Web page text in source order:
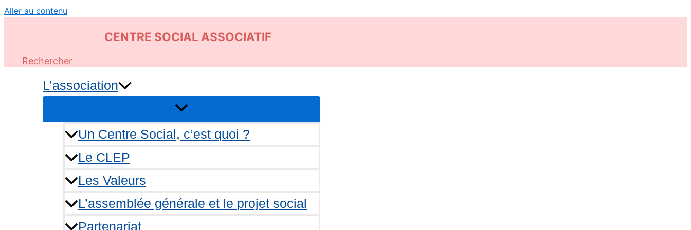
Aller au contenu
CENTRE SOCIAL ASSOCIATIF
Rechercher
L’association
Un Centre Social, c’est quoi ?
Le CLEP
Les Valeurs
L’assemblée générale et le projet social
Partenariat